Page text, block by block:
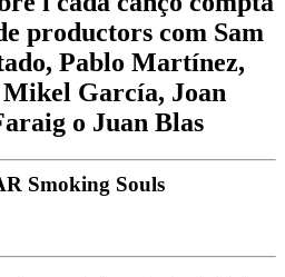
productors com Sam
Pablo Martínez,
García, Joan
o Juan Blas
Smoking Souls